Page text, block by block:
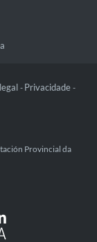
- Privacidade -
Provincial da